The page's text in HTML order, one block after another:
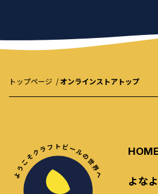
トップページ オンラインストアトップ
HOME
よな